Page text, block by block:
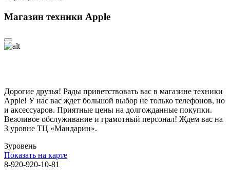
Магазин техники Apple
Дорогие друзья! Рады приветствовать вас в магазине техники
Apple! У нас вас ждет большой выбор не только телефонов, но
и аксессуаров. Приятные цены на долгожданные покупки.
Вежливое обслуживание и грамотный персонал! Ждем вас на
3 уровне ТЦ «Мандарин».
3уровень
Показать на карте
8-920-920-10-81